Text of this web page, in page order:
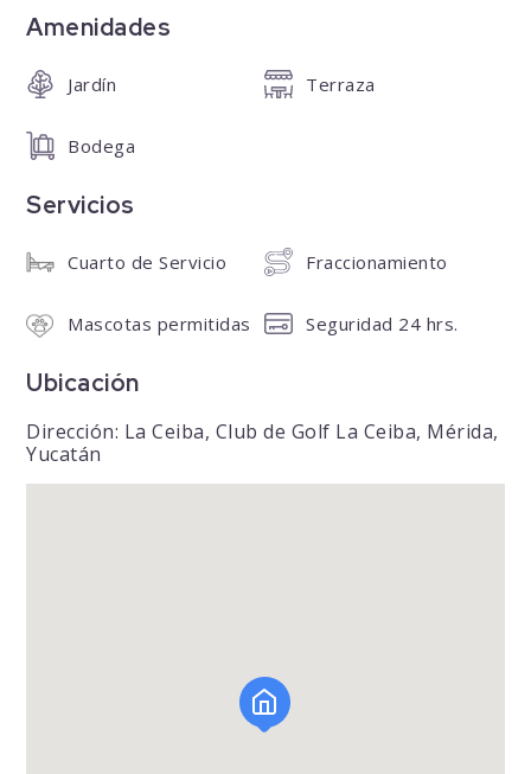
Amenidades
Jardín Terraza
Bodega
Servicios
Cuarto de Servicio Fraccionamiento
Mascotas permitidas Seguridad 24 hrs.
Ubicación
Dirección: La Ceiba, Club de Golf La Ceiba, Mérida,
Yucatán